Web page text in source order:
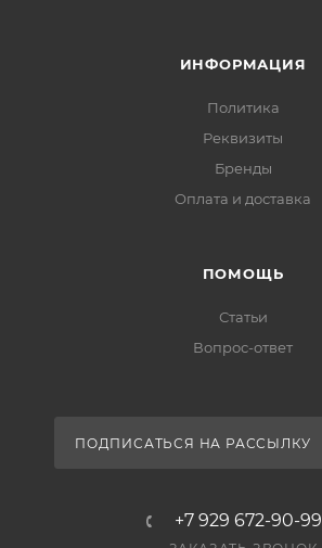
ИНФОРМАЦИЯ
Политика
Реквизиты
Бренды
Оплата и доставка
ПОМОЩЬ
Статьи
Вопрос-ответ
ПОДПИСАТЬСЯ НА РАССЫЛКУ
+7 929 672-90-99